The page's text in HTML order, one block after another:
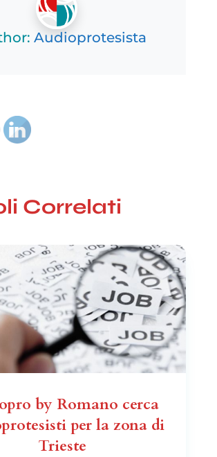
Audioprotesista
Correlati
by Romano cerca
per la zona di
Trieste